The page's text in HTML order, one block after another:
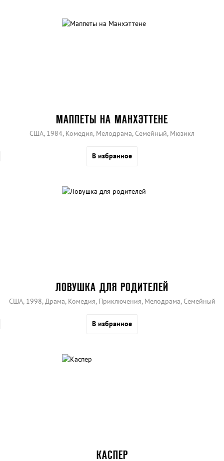
МАППЕТЫ НА МАНХЭТТЕНЕ
США, 1984, Комедия, Мелодрама, Семейный, Мюзикл
В избранное
ЛОВУШКА ДЛЯ РОДИТЕЛЕЙ
США, 1998, Драма, Комедия, Приключения, Мелодрама, Семейный
В избранное
КАСПЕР